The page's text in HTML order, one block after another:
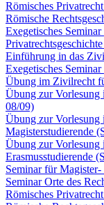
Römisches
Römische
Exegetisches
Einführung in das
Exegetisches
Übung im Zivilrecht
Übung zur
08/09)
Übung zur
Magisterstudierende
Übung zur
Erasmusstudierende
Seminar für Magister-
Seminar Orte des
Römisches